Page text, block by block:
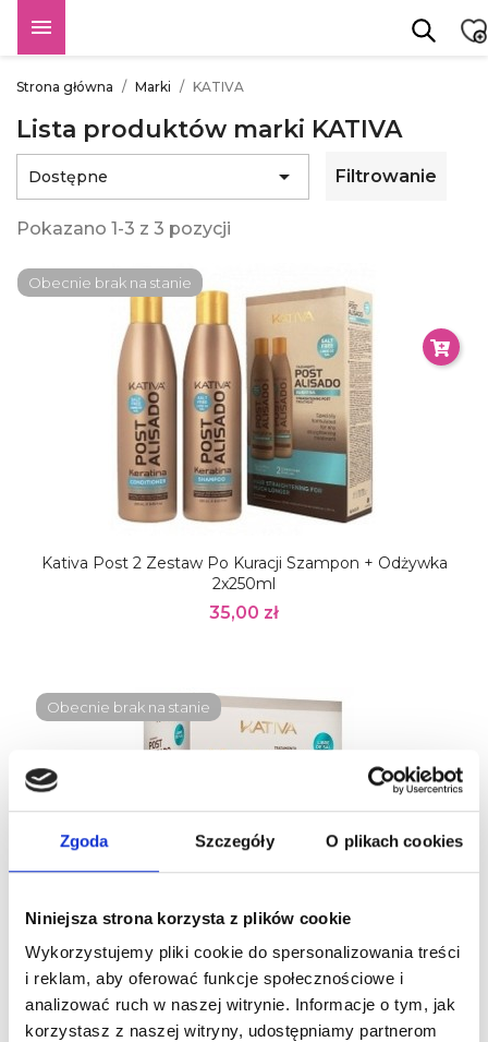
Zgoda Szczegóły O plikach cookies
Niniejsza strona korzysta z plików cookie
Wykorzystujemy pliki cookie do spersonalizowania treści
i reklam, aby oferować funkcje społecznościowe i
analizować ruch w naszej witrynie. Informacje o tym, jak
korzystasz z naszej witryny, udostępniamy partnerom

Strona główna Marki KATIVA
Lista produktów marki KATIVA
Dostępne  Filtrowanie
Pokazano 1-3 z 3 pozycji
Kativa Post 2 Zestaw Po Kuracji Szampon + Odżywka
2x250ml
35,00 zł
Obecnie brak na stanie
KATIVA Post 3 Zestaw Po Keratynowym Prostowaniu
49,00 zł
Obecnie brak na stanie